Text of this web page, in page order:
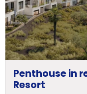
Penthouse in
Resort